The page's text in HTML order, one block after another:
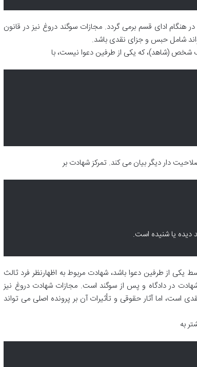
ادای قسم برمی گردد. مجازات سوگند دروغ نیز در قانون
شخص (شاهد)، که یکی از طرفین دعوا نیست، با
دار دیگر بیان می کند. تمرکز شهادت بر
دیده یا شنیده است.
یکی از طرفین دعوا باشد، شهادت مربوط به اظهارنظر فرد ثالث
در دادگاه و پس از سوگند است. مجازات شهادت دروغ نیز
ق.م.ا، حبس و جزای نقدی است، اما آثار حقوقی و تأثیرات آن بر پرونده اصلی می تواند
به